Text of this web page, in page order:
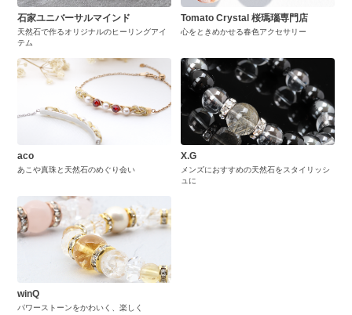
石家ユニバーサルマインド
天然石で作るオリジナルのヒーリングアイ
テム
Tomato Crystal 桜瑪瑙専門店
心をときめかせる春色アクセサリー
aco
あこや真珠と天然石のめぐり会い
X.G
メンズにおすすめの天然石をスタイリッシ
ュに
winQ
パワーストーンをかわいく、楽しく